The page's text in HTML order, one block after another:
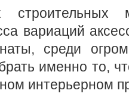
вариаций
среди
именно то,
интерьерном